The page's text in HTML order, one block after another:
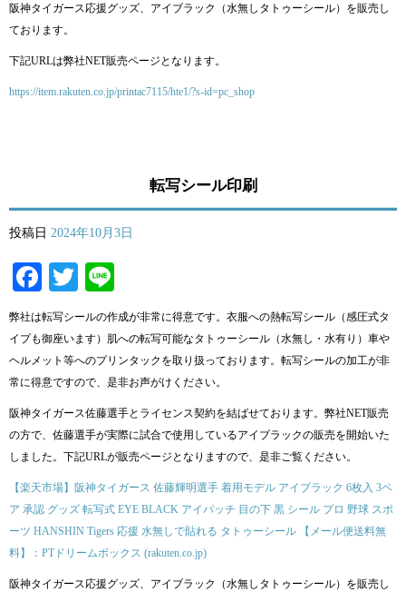
阪神タイガース応援グッズ、アイブラック（水無しタトゥーシール）を販売し
ております。
下記URLは弊社NET販売ページとなります。
https://item.rakuten.co.jp/printac7115/hte1/?s-id=pc_shop
転写シール印刷
投稿日 2024年10月3日
Facebook
Twitter
弊社は転写シールの作成が非常に得意です。衣服への熱転写シール（感圧式タ
イプも御座います）肌への転写可能なタトゥーシール（水無し・水有り）車や
ヘルメット等へのプリンタックを取り扱っております。転写シールの加工が非
常に得意ですので、是非お声がけください。
阪神タイガース佐藤選手とライセンス契約を結ばせております。弊社NET販売
の方で、佐藤選手が実際に試合で使用しているアイブラックの販売を開始いた
しました。下記URLが販売ページとなりますので、是非ご覧ください。
【楽天市場】阪神タイガース 佐藤輝明選手 着用モデル アイブラック 6枚入 3ペ
ア 承認 グッズ 転写式 EYE BLACK アイパッチ 目の下 黒 シール プロ 野球 スポ
ーツ HANSHIN Tigers 応援 水無しで貼れる タトゥーシール 【メール便送料無
料】：PTドリームボックス (rakuten.co.jp)
阪神タイガース応援グッズ、アイブラック（水無しタトゥーシール）を販売し